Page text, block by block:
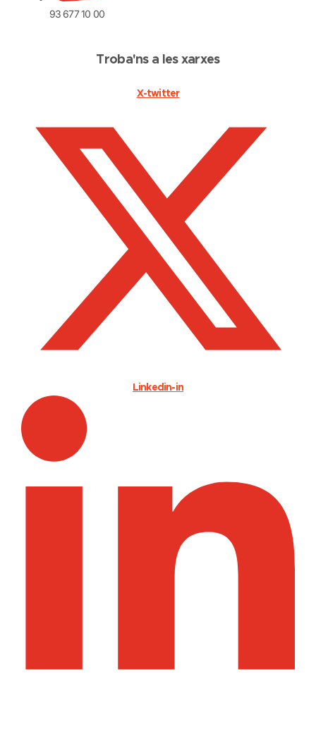
93 677 10 00
Troba'ns a les xarxes
X-twitter
Linkedin-in